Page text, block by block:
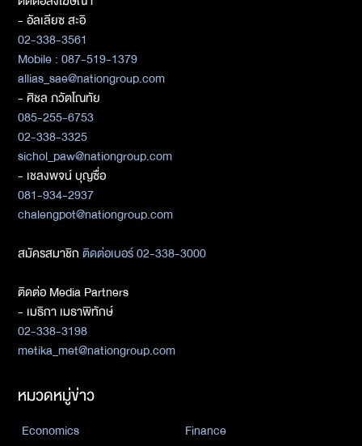
- อัลเลียซ สะอิ
02-338-3561
Mobile : 087-519-1379
allias_sae@nationgroup.com
- ศิชล ภวัตโณทัย
085-255-6753
02-338-3325
sichol_paw@nationgroup.com
- เชลงพจน์ บุญซื่อ
081-934-2937
chalengpot@nationgroup.com
สมัครสมาชิกติดต่อเบอร์ 02-338-3000
ติดต่อ Media Partners
- เมธิกา เมธาพิทักษ์
02-338-3198
metika_met@nationgroup.com
หมวดหมู่ข่าว
Economics
Finance